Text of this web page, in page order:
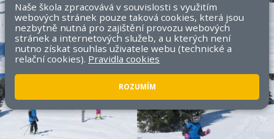
Naše škola zpracovává v souvislosti s využitím
webových stránek pouze taková cookies, která jsou
nezbytně nutná pro zajištění provozu webových
stránek a internetových služeb, a u kterých není
nutno získat souhlas uživatele webu (technické a
relační cookies). Pravidla cookies
ROZUMÍM